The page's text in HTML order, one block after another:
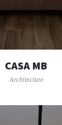
CASA MB
Architecture